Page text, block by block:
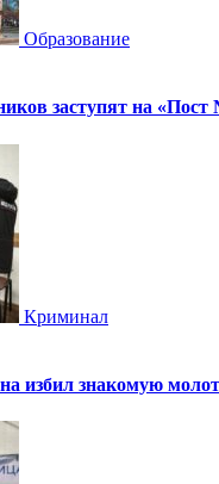
Образование
заступят на
Криминал
избил знакомую